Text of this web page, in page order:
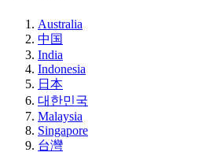
Australia
中国
India
Indonesia
日本
대한민국
Malaysia
Singapore
台灣